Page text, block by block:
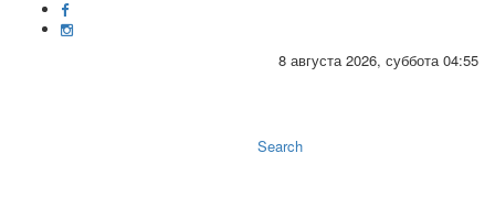
8 августа 2026, суббота 04:55
Search